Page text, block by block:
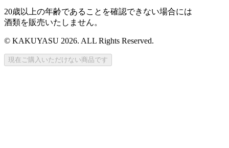
20歳以上の年齢であることを確認できない場合には
酒類を販売いたしません。
© KAKUYASU 2026. ALL Rights Reserved.
現在ご購入いただけない商品です